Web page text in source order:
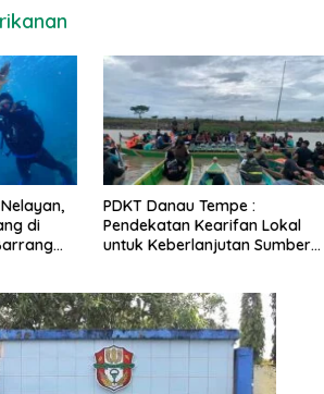
Cara Mengatasi Penyakit PMK
pada Sapi Perah Secara Alami
dan Medis